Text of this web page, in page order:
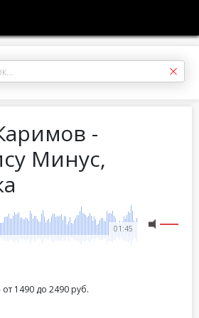
-
Минус,
01:45
1490 до 2490 руб.